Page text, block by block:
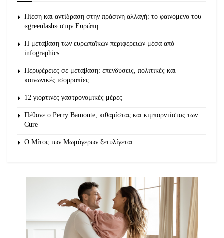
Πίεση και αντίδραση στην πράσινη αλλαγή: το φαινόμενο του
«greenlash» στην Ευρώπη
Η μετάβαση των ευρωπαϊκών περιφερειών μέσα από
infographics
Περιφέρειες σε μετάβαση: επενδύσεις, πολιτικές και
κοινωνικές ισορροπίες
12 γιορτινές γαστρονομικές μέρες
Πέθανε ο Perry Bamonte, κιθαρίστας και κιμπορντίστας των
Cure
O Μίτος των Μωμόγερων ξετυλίγεται